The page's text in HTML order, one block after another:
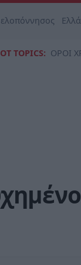
TOPICS: ΟΡΟΙ